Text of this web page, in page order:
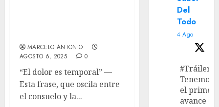
MARCELO ANTONIO
AGOSTO 6, 2025
0
“El dolor es temporal” —
Esta frase, que oscila entre
el consuelo y la...
Del
Todo
4 Ago
#Tráiler
Tenemos
el primer
avance de